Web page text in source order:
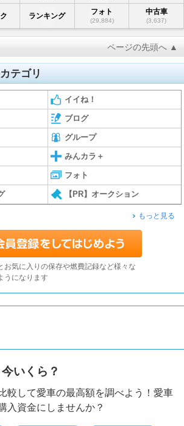
ランキング フォト
(29,884)
中古車
(3,637)
ページの先頭へ ▲
テゴリ
イイね！
ブログ
グループ
みんカラ＋
フォト
【PR】オークション
もっと見る
お気に入りの保存や燃費記録など様々な
うになります
いくら？
較して愛車の最高額を調べよう！愛車
入資金にしませんか？